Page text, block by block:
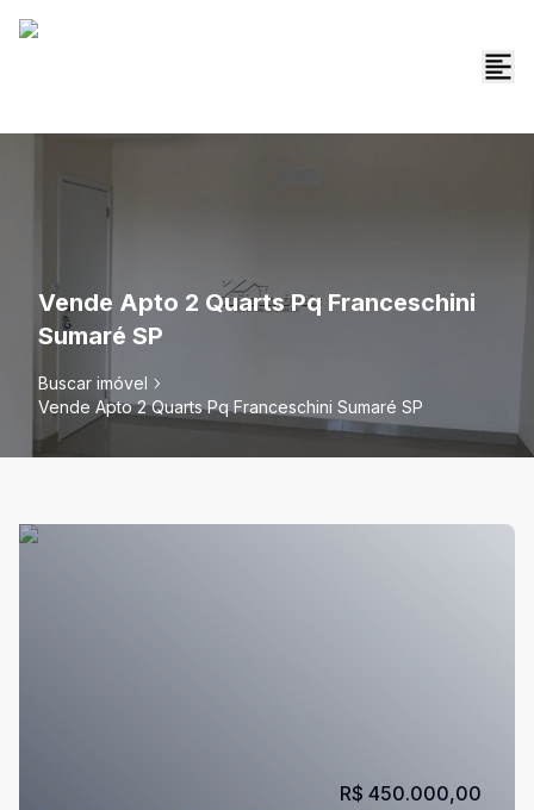
Vende Apto 2 Quarts Pq Franceschini
Sumaré SP
Buscar imóvel
Vende Apto 2 Quarts Pq Franceschini Sumaré SP
R$ 450.000,00